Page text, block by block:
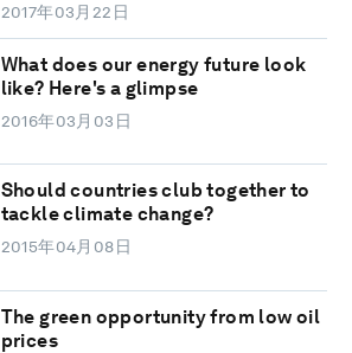
2017年03月22日
What does our energy future look
like? Here's a glimpse
2016年03月03日
Should countries club together to
tackle climate change?
2015年04月08日
The green opportunity from low oil
prices